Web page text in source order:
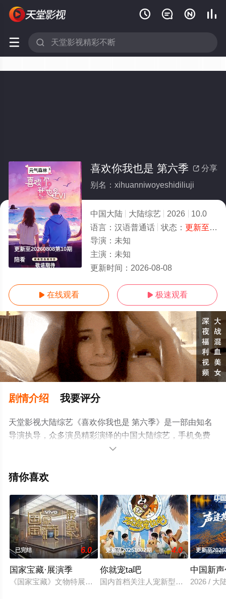
   
 
更新至20260808第10期
陪看
 分享
喜欢你我也是 第六季
别名：xihuanniwoyeshidiliuji
中国大陆 大陆综艺 2026
10.0
语言： 汉语普通话 状态： 更新至20260808第10期陪看
导演： 未知
主演： 未知
更新时间： 2026-08-08
 在线观看  极速观看
剧情介绍 我要评分
天堂影视大陆综艺《喜欢你我也是 第六季》是一部由知名
导演执导，众多演员精彩演绎的中国大陆综艺，手机免费
观看高清未删减完整版综艺节目就上天堂电影网，更多相

猜你喜欢
已完结 6.0
国家宝藏·展演季
《国家宝藏》文物特展即将落成，与此同时，一场“文艺特展”
更新至20251002期 4.0
你就宠ta吧
国内首档关注人宠新型关系的旅行
更新至
中国新
2026 / 大